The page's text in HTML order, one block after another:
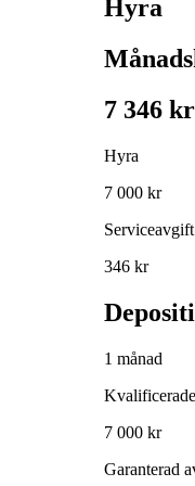
Hyra
7 346 kr
Hyra
7 000 kr
Serviceavgift
346 kr
1 månad
7 000 kr
Garanterad